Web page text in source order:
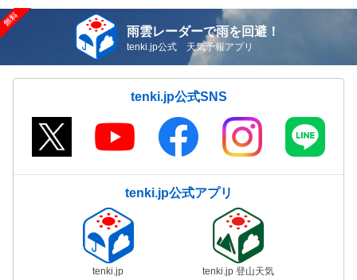
雨雲レーダーで雨を回避！
tenki.jp公式 天気予報アプリ
tenki.jp公式SNS
tenki.jp公式アプリ
tenki.jp tenki.jp 登山天気